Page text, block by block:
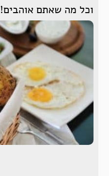
וכל מה שאתם אוהבים!